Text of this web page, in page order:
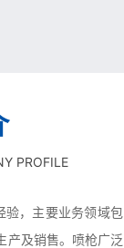
PROFILE
验，主要业务领域包
产及销售。喷枪广泛